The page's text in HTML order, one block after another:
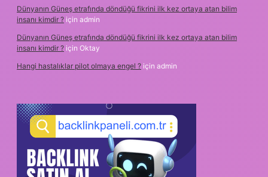
Dünyanın Güneş etrafında döndüğü fikrini ilk kez ortaya atan bilim
insanı kimdir ? için admin
Dünyanın Güneş etrafında döndüğü fikrini ilk kez ortaya atan bilim
insanı kimdir ? için Oktay
Hangi hastalıklar pilot olmaya engel ? için admin